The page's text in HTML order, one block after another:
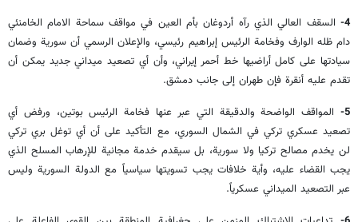
4- السقف العالي الذي رآه أردوغان بأم العين في مواقف سماحة الامام الخامنئي
دام ظله الوارف وفخامة الرئيس إبراهيم رئيسي، والإعلان الرسمي أن سورية وضمان
سيادتها على كامل أراضيها خط أحمر إيراني، وأن أي تصعيد ميداني جديد يمكن أن
تقدم عليه أنقرة فإن طهران إلى جانب دمشق.
5-
المواقف الواضحة والدقيقة التي عبر عنها فخامة الرئيس بوتين، ورفض أي
تصعيد عسكري تركي في الشمال السوري، مع التأكيد على أن أي توغل بري تركي
لن يخدم مصالح تركيا ولا سورية، بل سيقدم خدمة مجانية للإرهاب المسلح الذي
يجب القضاء عليه، وأية خلافات يجب تسويتها سياسياً مع الدولة السورية وليس
عبر التصعيد الميداني عسكرياً.